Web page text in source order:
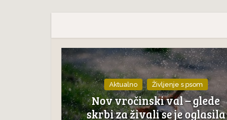
Aktualno Življenje s psom
Nov vročinski val – glede
skrbi za živali se je oglasila